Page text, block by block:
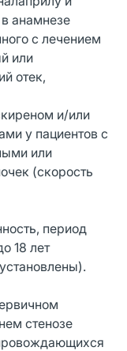
анамнезе
с лечением
или
отек,
и/или
у пациентов с
или
(скорость
период
18 лет
стенозе